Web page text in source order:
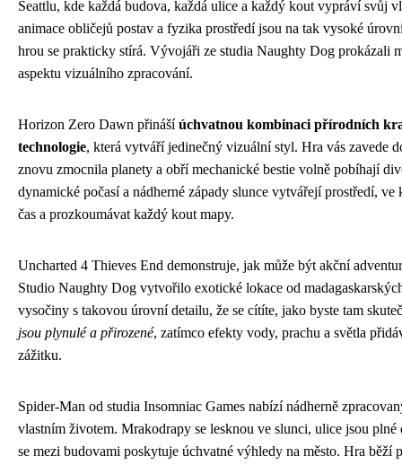
Seattlu, kde každá budova, každá ulice a každý kout vypráví svůj
animace obličejů postav a fyzika prostředí jsou na tak vysoké
hrou se prakticky stírá. Vývojáři ze studia Naughty Dog prokázali
aspektu vizuálního zpracování.
Horizon Zero Dawn přinášíúchvatnou kombinaci přírodních
technologie, která vytváří jedinečný vizuální styl. Hra vás zavede
znovu zmocnila planety a obří mechanické bestie volně pobíhají
dynamické počasí a nádherné západy slunce vytvářejí prostředí, ve
čas a prozkoumávat každý kout mapy.
Uncharted 4 Thieves End demonstruje, jak může být akční
Studio Naughty Dog vytvořilo exotické lokace od
vysočiny s takovou úrovní detailu, že se cítíte, jako byste tam
jsou plynulé a přirozené, zatímco efekty vody, prachu a světla
zážitku.
Spider-Man od studia Insomniac Games nabízí nádherně
vlastním životem. Mrakodrapy se lesknou ve slunci, ulice jsou plné
se mezi budovami poskytuje úchvatné výhledy na město. Hra běží